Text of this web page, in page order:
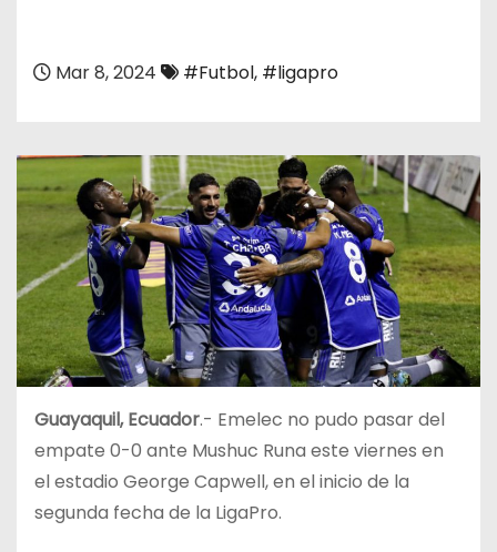
Mar 8, 2024 #Futbol, #ligapro
Guayaquil, Ecuador.- Emelec no pudo pasar del
empate 0-0 ante Mushuc Runa este viernes en
el estadio George Capwell, en el inicio de la
segunda fecha de la LigaPro.